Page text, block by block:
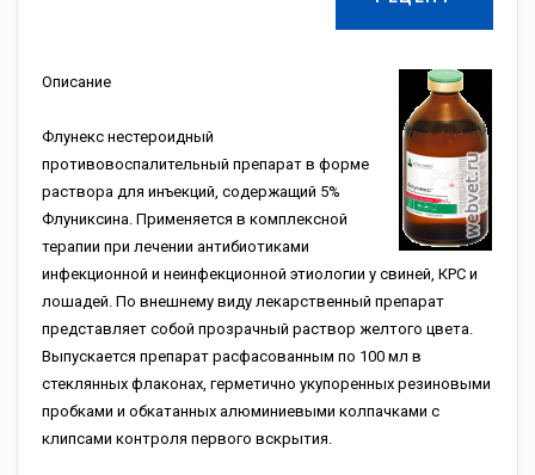
Описание
Флунекс нестероидный
противовоспалительный препарат в форме
раствора для инъекций, содержащий 5%
Флуниксина. Применяется в комплексной
терапии при лечении антибиотиками
инфекционной и неинфекционной этиологии у свиней, КРС и
лошадей. По внешнему виду лекарственный препарат
представляет собой прозрачный раствор желтого цвета.
Выпускается препарат расфасованным по 100 мл в
стеклянных флаконах, герметично укупоренных резиновыми
пробками и обкатанных алюминиевыми колпачками с
клипсами контроля первого вскрытия.